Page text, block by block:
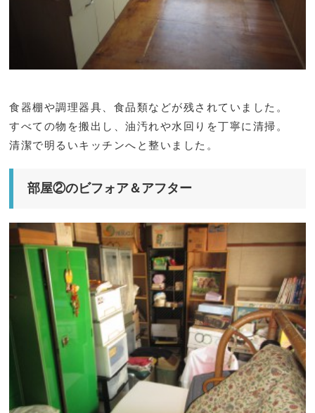
食器棚や調理器具、食品類などが残されていました。
すべての物を搬出し、油汚れや水回りを丁寧に清掃。
清潔で明るいキッチンへと整いました。
部屋②のビフォア＆アフター